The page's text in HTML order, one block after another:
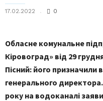
17.02.2022 0
Обласне комунальне
Кіровоград» від 29
Пісний: його
генерального
року на водоканалі